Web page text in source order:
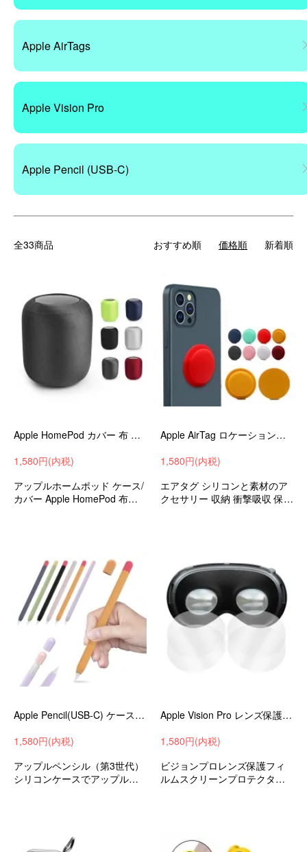
Apple AirTags
Apple Vision Pro
Apple Pencil (USB-C)
全33商品 おすすめ順 価格順 新着順
Apple HomePod カバー 布 アップル ホームポッド 伸縮性 装着簡単 カバー hpod-h95j-hw90911
1,580円(内税)
アップルホームポッド ケース/
カバー Apple HomePod 布カ
Apple AirTag ロケーショントラッカー保護カバー、アップル エアタグ紛失防止 ポータブル シリコン ソフトカバーGXP3
1,580円(内税)
エアタグ シリコンと素材のア
クセサリー 収納 衝撃吸収 保護
Apple Pencil(USB-C) ケース（第3世代）カバー シリコン ペンを包み込みキズや汚れから守る・グリップ力をUPさせより描きやすく
1,580円(内税)
アップルペンシル（第3世代）
シリコンケースでアップルペ
Apple Vision Pro レンズ保護フィルム 保護フィルム 2セット 合計4枚入 アップル VR / ARアクセサリ 光沢 レンズ保護 傷防止
1,580円(内税)
ビジョンプロレンズ保護フィ
ルムスクリーンプロテクター